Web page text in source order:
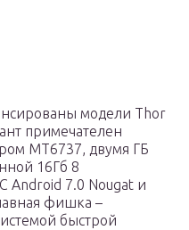
модели Thor
примечателен
МТ6737, двумя ГБ
16Гб 8
Android 7.0 Nougat и
фишка –
быстрой